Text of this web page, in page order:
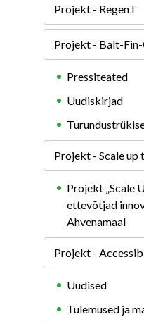
Projekt - RegenT
Projekt - Balt-
Pressiteated
Uudiskirjad
Projekt - Scale up
Projekt „Scale
ettevõtjad
Ahvenamaal
Projekt -
Uudised
Tulemused ja